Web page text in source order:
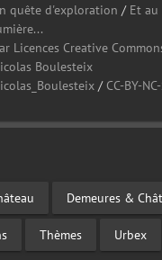
quête d'exploration / Et
Licences Creative
Boulesteix
/ CC-BY-
Demeures &
Thèmes Urbex